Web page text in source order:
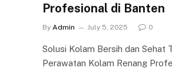
Profesional di Banten
By Admin July 5, 2025 0
Solusi Kolam Bersih dan Sehat
Perawatan Kolam Renang